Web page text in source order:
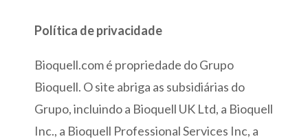
Política de privacidade
Bioquell.com é propriedade do Grupo
Bioquell. O site abriga as subsidiárias do
Grupo, incluindo a Bioquell UK Ltd, a Bioquell
Inc., a Bioquell Professional Services Inc, a